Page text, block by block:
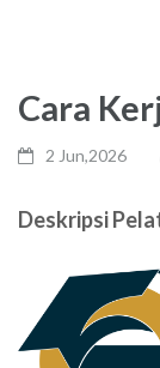
Cara
2 Jun,2026
Deskripsi